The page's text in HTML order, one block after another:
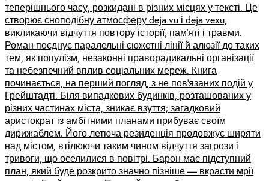
теперішнього часу, розкидані в різних місцях у тексті. Це
створює сноподібну атмосферу deja vu і deja vexu,
викликаючи відчуття повтору історії, пам’яті і травми.
Роман поєднує паралельні сюжетні лінії й алюзії до таких
тем, як популізм, незаконні праворадикальні організації
та небезпечний вплив соціальних мереж. Книга
починається, на перший погляд, з не пов’язаних подій у
Грейштадті. Біля випадкових будинків, розташованих у
різних частинах міста, зникає взуття; загадковий
аристократ із амбітними планами прибуває своїм
дирижаблем. Його летюча резиденція продовжує ширяти
над містом, втілюючи таким чином відчуття загрози і
тривоги, що оселилися в повітрі. Барон має підступний
план, який буде розкрито значно пізніше –– вкрасти мрії